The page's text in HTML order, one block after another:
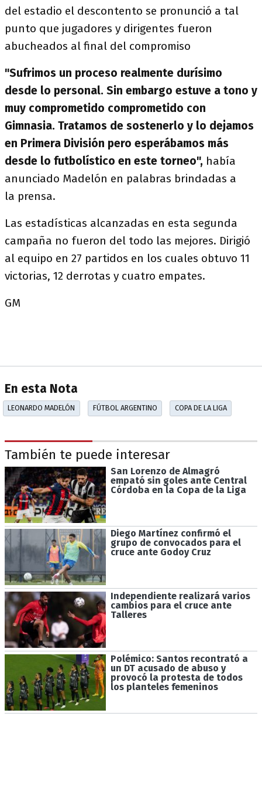
del estadio el descontento se pronunció a tal
punto que jugadores y dirigentes fueron
abucheados al final del compromiso
"Sufrimos un proceso realmente durísimo
desde lo personal. Sin embargo estuve a tono y
muy comprometido comprometido con
Gimnasia. Tratamos de sostenerlo y lo dejamos
en Primera División pero esperábamos más
desde lo futbolístico en este torneo", había
anunciado Madelón en palabras brindadas a
la prensa.
Las estadísticas alcanzadas en esta segunda
campaña no fueron del todo las mejores. Dirigió
al equipo en 27 partidos en los cuales obtuvo 11
victorias, 12 derrotas y cuatro empates.
GM
En esta Nota
LEONARDO MADELÓN FÚTBOL ARGENTINO COPA DE LA LIGA
También te puede interesar
San Lorenzo de Almagró
empató sin goles ante Central
Córdoba en la Copa de la Liga
Diego Martínez confirmó el
grupo de convocados para el
cruce ante Godoy Cruz
Independiente realizará varios
cambios para el cruce ante
Talleres
Polémico: Santos recontrató a
un DT acusado de abuso y
provocó la protesta de todos
los planteles femeninos